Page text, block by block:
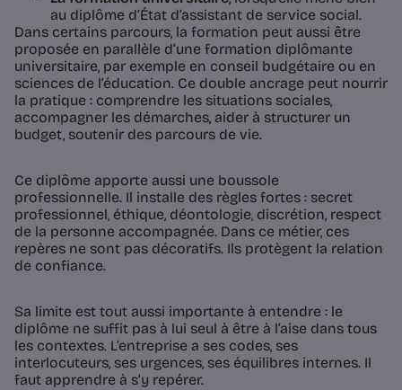
au diplôme d’État d’assistant de service social.
Dans certains parcours, la formation peut aussi être
proposée en parallèle d’une formation diplômante
universitaire, par exemple en conseil budgétaire ou en
sciences de l’éducation. Ce double ancrage peut nourrir
la pratique : comprendre les situations sociales,
accompagner les démarches, aider à structurer un
budget, soutenir des parcours de vie.
Ce diplôme apporte aussi une boussole
professionnelle. Il installe des règles fortes : secret
professionnel, éthique, déontologie, discrétion, respect
de la personne accompagnée. Dans ce métier, ces
repères ne sont pas décoratifs. Ils protègent la relation
de confiance.
Sa limite est tout aussi importante à entendre : le
diplôme ne suffit pas à lui seul à être à l’aise dans tous
les contextes. L’entreprise a ses codes, ses
interlocuteurs, ses urgences, ses équilibres internes. Il
faut apprendre à s’y repérer.